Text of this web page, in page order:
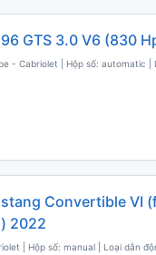
GTS 3.0 V6 (830
- Cabriolet | Hộp số: automatic |
Convertible VI
2022
| Hộp số: manual | Loại dẫn